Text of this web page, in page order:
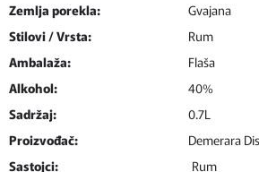
Zemlja porekla:
Gvajana
Stilovi / Vrsta:
Rum
Ambalaža:
Flaša
Alkohol:
40%
Sadržaj:
0.7L
Proizvođač:
Demerara
Sastojci:
Rum